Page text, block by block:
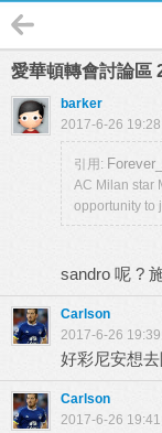
愛華頓轉會討論區
barker
2017-6-26
引用:
AC Milan star
opportunity to
sandro 呢 ?
Carlson
2017-6-26
好彩尼安想
Carlson
2017-6-26